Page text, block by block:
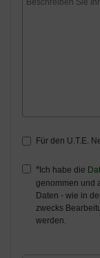
Für den U.T.E.
Ich habe die
genommen und
Daten - wie in
zwecks
werden.